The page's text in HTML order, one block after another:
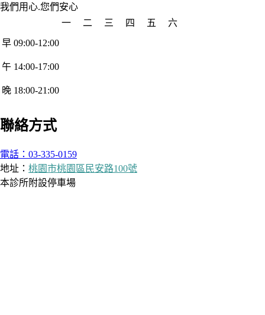
我們用心.您們安心
一
二 三 四 五
六
早 09:00-12:00
午 14:00-17:00
晚 18:00-21:00
聯絡方式
電話：03-335-0159
地址： 桃園市桃園區民安路100號
本診所附設停車場